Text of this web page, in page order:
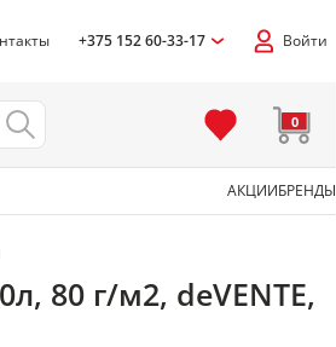
+375 152 60-33-17 Войти
0
АКЦИИБРЕНДЫ
80 г/м2, deVENTE,